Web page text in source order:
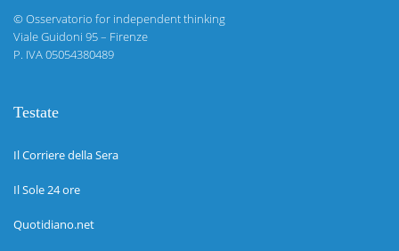
©Osservatorio for independent thinking
Viale Guidoni 95 – Firenze
P. IVA 05054380489
Testate
Il Corriere della Sera
Il Sole 24 ore
Quotidiano.net